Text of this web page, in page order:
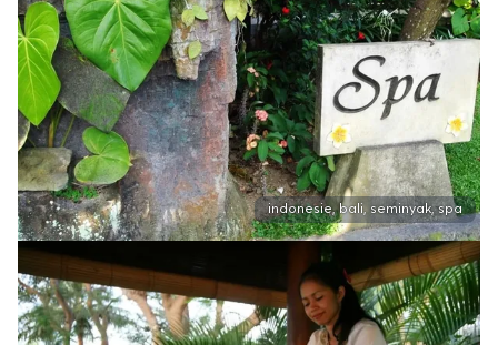
indonesie, bali, seminyak, spa